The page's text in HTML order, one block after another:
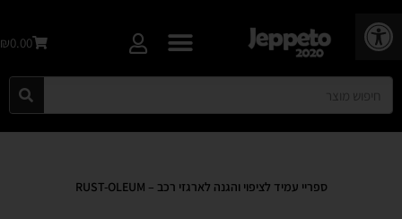
פתח סרגל נגישות
₪0.00
ספריי עמיד לציפוי והגנה לארגזי רכב – RUST-OLEUM